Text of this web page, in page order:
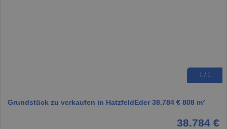
1 / 1
Grundstück zu verkaufen in HatzfeldEder 38.784 € 808 m²
38.784 €